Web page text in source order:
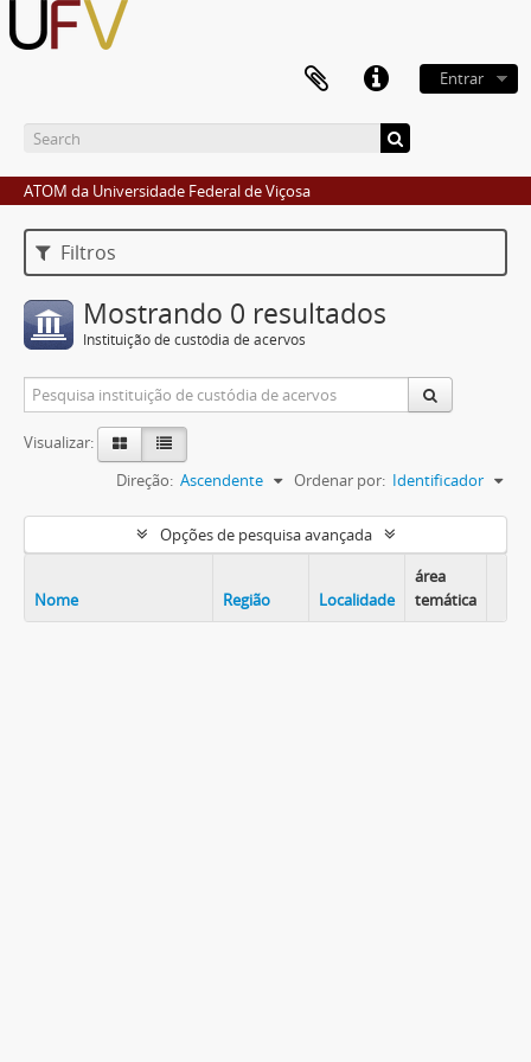
Entrar
ATOM da Universidade Federal de Viçosa
Filtros
Mostrando 0 resultados
Instituição de custódia de acervos
Visualizar:
Ordenar por: Identificador
Direção: Ascendente
Opções de pesquisa avançada
Nome Região Localidade
área
temática